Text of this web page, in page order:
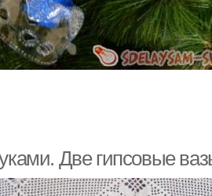
Две гипсовые